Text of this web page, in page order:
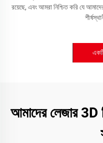
রয়েছে, এবং আমরা নিশ্চিত করি যে
আমাদের লেজার 3D